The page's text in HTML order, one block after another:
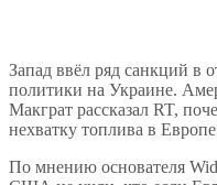
Запад ввёл ряд санкций в
политики на Украине.
Макграт рассказал RT,
нехватку топлива в
По мнению основателя